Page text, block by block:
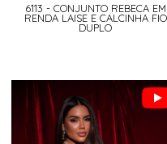
6113 - CONJUNTO REBECA EM
RENDA LAISE E CALCINHA FIO
DUPLO